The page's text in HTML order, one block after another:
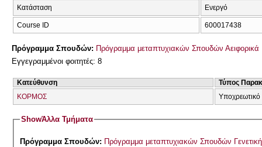
Κατάσταση Ενεργό
Course ID 600017438
Πρόγραμμα Σπουδών: Πρόγραμμα μεταπτυχιακών Σπουδών
Εγγεγραμμένοι φοιτητές: 8
Κατεύθυνση
Τύπος
ΚΟΡΜΟΣ
ShowΆλλα Τμήματα
Πρόγραμμα Σπουδών: Πρόγραμμα μεταπτυχιακών Σπουδών